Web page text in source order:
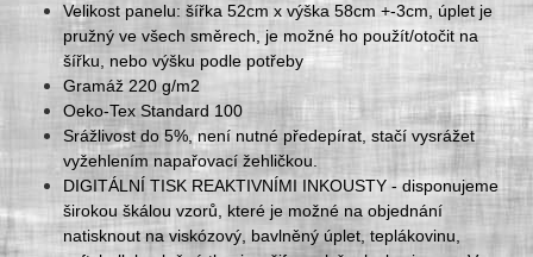
Velikost panelu: šířka 52cm x výška 58cm +-3cm, úplet je
pružný ve všech směrech, je možné ho použít/otočit na
šířku, nebo výšku podle potřeby
Gramáž 220 g/m2
Oeko-Tex Standard 100
Srážlivost do 5%, není nutné předepírat, stačí vysrážet
vyžehlením napařovací žehličkou.
DIGITÁLNÍ TISK REAKTIVNÍMI INKOUSTY - disponujeme
širokou škálou vzorů, které je možné na objednání
natisknout na viskózový, bavlněný úplet, teplákovinu,